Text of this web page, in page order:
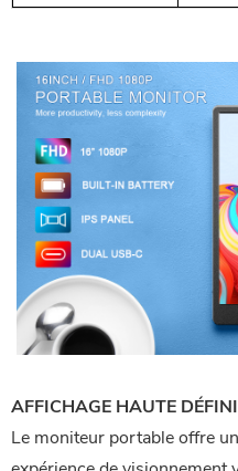
AFFICHAGE HAUTE
Le moniteur portable offre